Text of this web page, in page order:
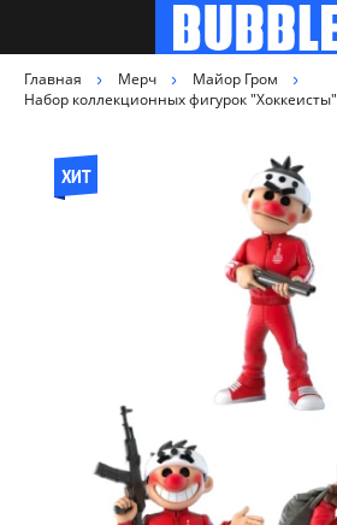
Главная Мерч
Майор Гром
Набор коллекционных фигурок "Хоккеисты"
ХИТ